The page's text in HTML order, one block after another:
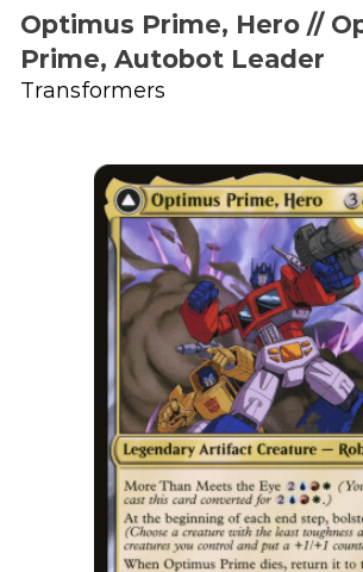
Optimus Prime, Hero //
Prime, Autobot Leader
Transformers